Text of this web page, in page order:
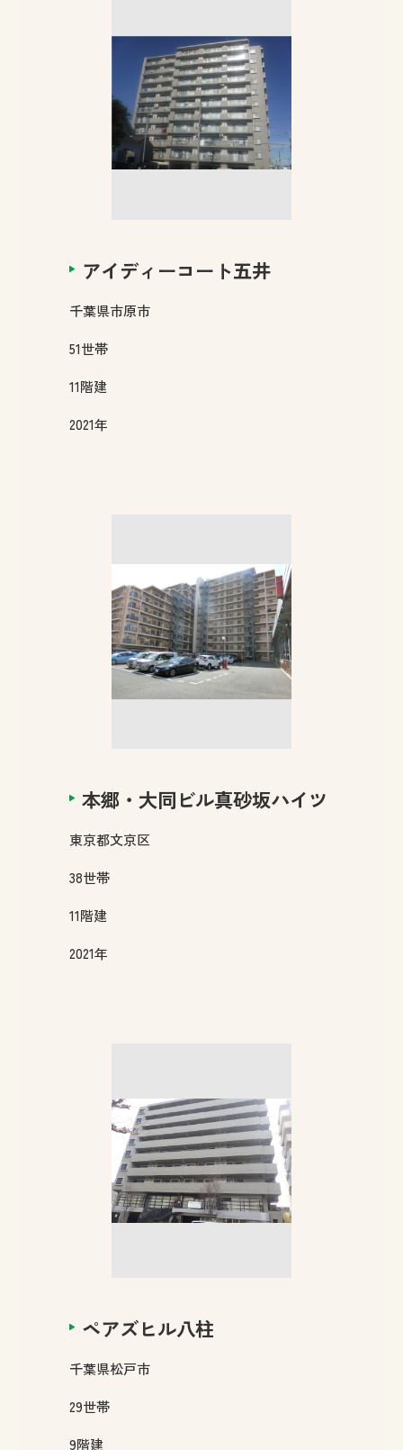
アイディーコート五井
千葉県市原市
51世帯
11階建
2021年
本郷・大同ビル真砂坂ハイツ
東京都文京区
38世帯
11階建
2021年
ペアズヒル八柱
千葉県松戸市
29世帯
9階建